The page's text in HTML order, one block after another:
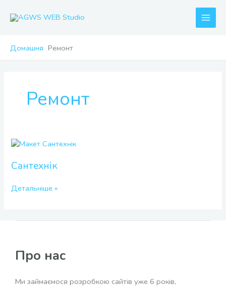
Домашня Ремонт
Ремонт
Сантехнік
Сантехнік
Детальніше »
Про нас
Ми займаємося розробкою сайтів уже 6 років,